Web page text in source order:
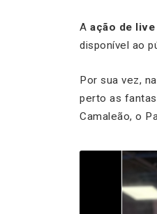
A ação de
disponível ao
Por sua vez,
perto as
Camaleão, o